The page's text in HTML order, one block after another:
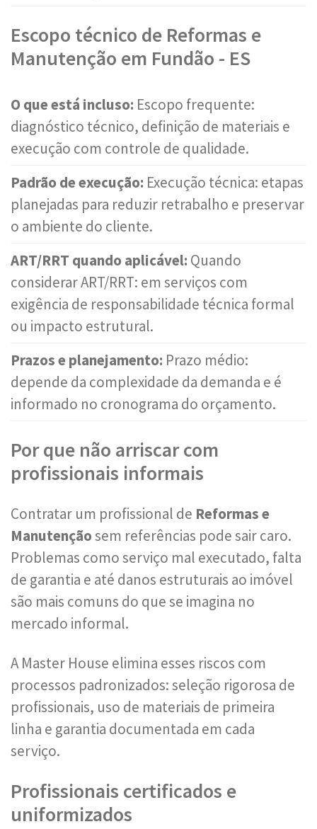
Escopo técnico de Reformas e
Manutenção em Fundão - ES
O que está incluso: Escopo frequente:
diagnóstico técnico, definição de materiais e
execução com controle de qualidade.
Padrão de execução: Execução técnica: etapas
planejadas para reduzir retrabalho e preservar
o ambiente do cliente.
ART/RRT quando aplicável: Quando
considerar ART/RRT: em serviços com
exigência de responsabilidade técnica formal
ou impacto estrutural.
Prazos e planejamento: Prazo médio:
depende da complexidade da demanda e é
informado no cronograma do orçamento.
Por que não arriscar com
profissionais informais
Contratar um profissional de Reformas e
Manutençãosem referências pode sair caro.
Problemas como serviço mal executado, falta
de garantia e até danos estruturais ao imóvel
são mais comuns do que se imagina no
mercado informal.
A Master House elimina esses riscos com
processos padronizados: seleção rigorosa de
profissionais, uso de materiais de primeira
linha e garantia documentada em cada
serviço.
Profissionais certificados e
uniformizados